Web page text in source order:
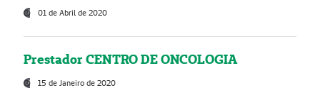
01 de Abril de 2020
Prestador CENTRO DE ONCOLOGIA
15 de Janeiro de 2020